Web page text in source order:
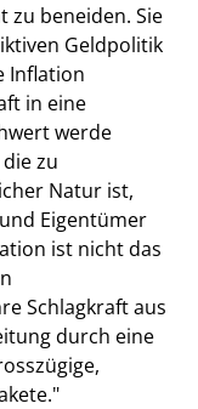
zu beneiden. Sie
Geldpolitik
Inflation
in eine
werde
zu
Natur ist,
Eigentümer
ist nicht das
Schlagkraft aus
durch eine